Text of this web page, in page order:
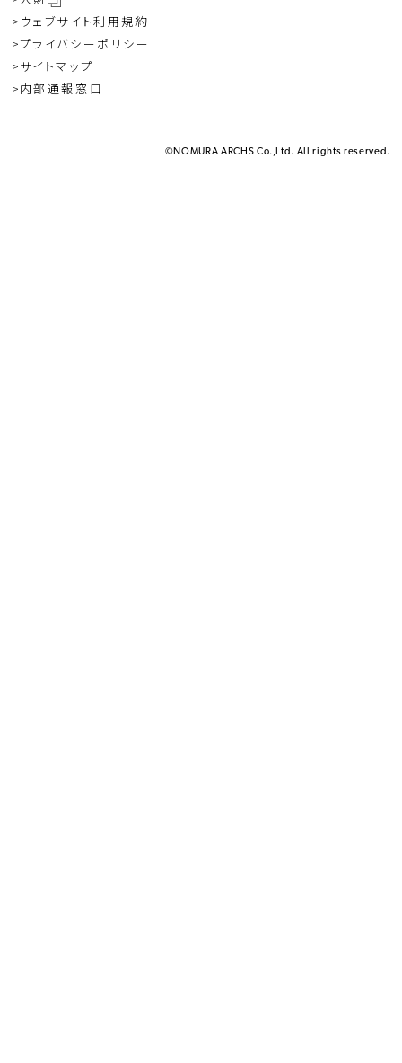
ウェブサイト利用規約
プライバシーポリシー
サイトマップ
内部通報窓口
©NOMURA ARCHS Co.,Ltd. All rights reserved.